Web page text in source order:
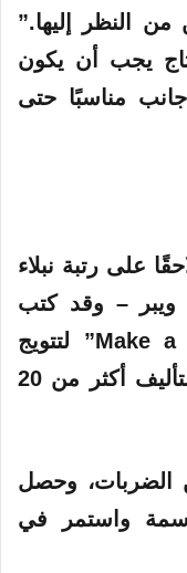
النظر إليها.”
يجب أن يكون
مناسبًا حتى
على رتبة نبلاء
ويبر – وقد كتب
نشيدًا بعنوان “Make a Joyful Noise” لتتويج
الملك تشارلز عام 2023 وقام بتأليف أكثر من 20
الضربات، وحصل
واستمر في